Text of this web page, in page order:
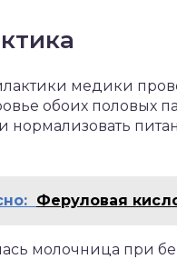
медики
обоих половых
нормализовать
Феруловая
молочница при